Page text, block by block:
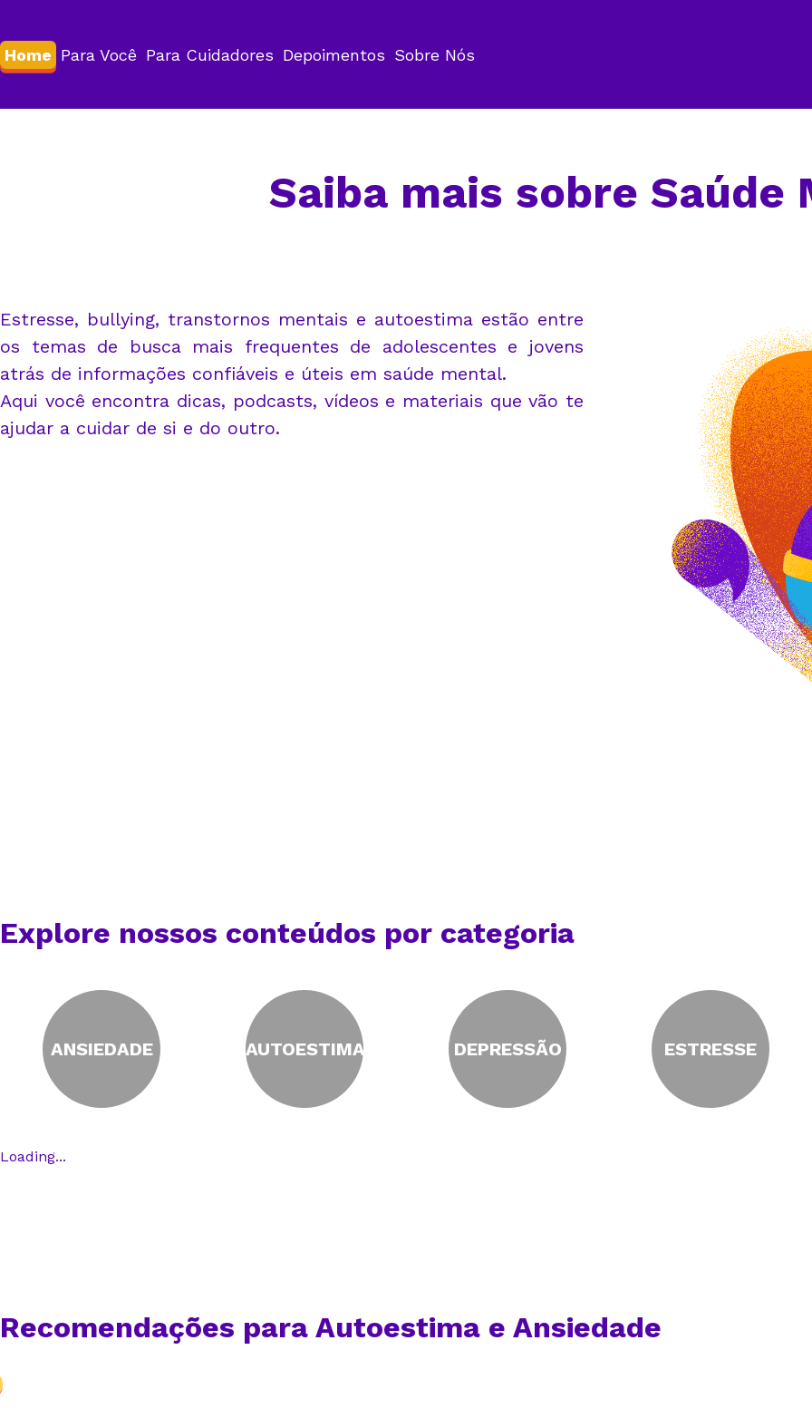
Home Para Você Para Cuidadores Depoimentos Sobre Nós
Saiba mais sobre Saúde
Estresse, bullying, transtornos mentais e autoestima estão entre
os temas de busca mais frequentes de adolescentes e jovens
atrás de informações confiáveis e úteis em saúde mental.
Aqui você encontra dicas, podcasts, vídeos e materiais que vão te
ajudar a cuidar de si e do outro.
Explore nossos conteúdos por categoria
ANSIEDADE AUTOESTIMA DEPRESSÃO ESTRESSE
Loading...
Recomendações para Autoestima e Ansiedade